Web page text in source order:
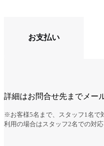
お支払い
詳細はお問合せ先までメー
※お客様5名まで、スタッフ1名で
利用の場合はスタッフ2名での対応